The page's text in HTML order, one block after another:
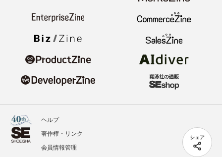
シェア
ヘルプ
著作権・リンク
会員情報管理